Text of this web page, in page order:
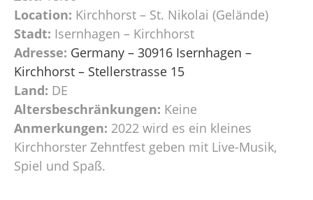
Location: Kirchhorst – St. Nikolai (Gelände)
Stadt: Isernhagen – Kirchhorst
Adresse: Germany – 30916 Isernhagen –
Kirchhorst – Stellerstrasse 15
Land: DE
Altersbeschränkungen: Keine
Anmerkungen: 2022 wird es ein kleines
Kirchhorster Zehntfest geben mit Live-Musik,
Spiel und Spaß.